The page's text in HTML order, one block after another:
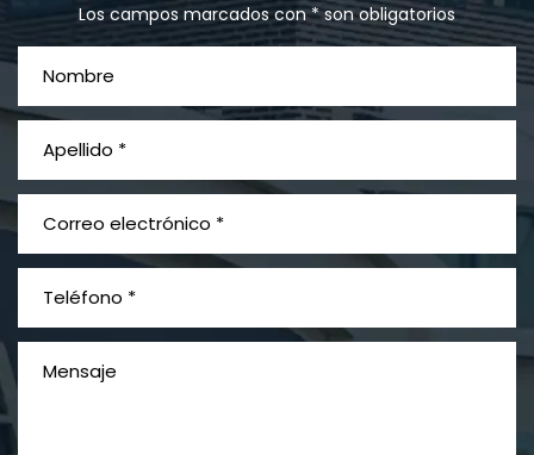
¿Qué es el mesotelioma?
Los campos marcados con * son obligatorios